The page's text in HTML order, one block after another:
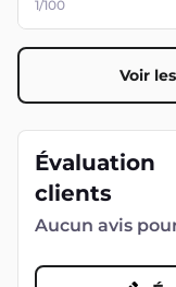
1/100
Voir
Évaluation
clients
Aucun avis